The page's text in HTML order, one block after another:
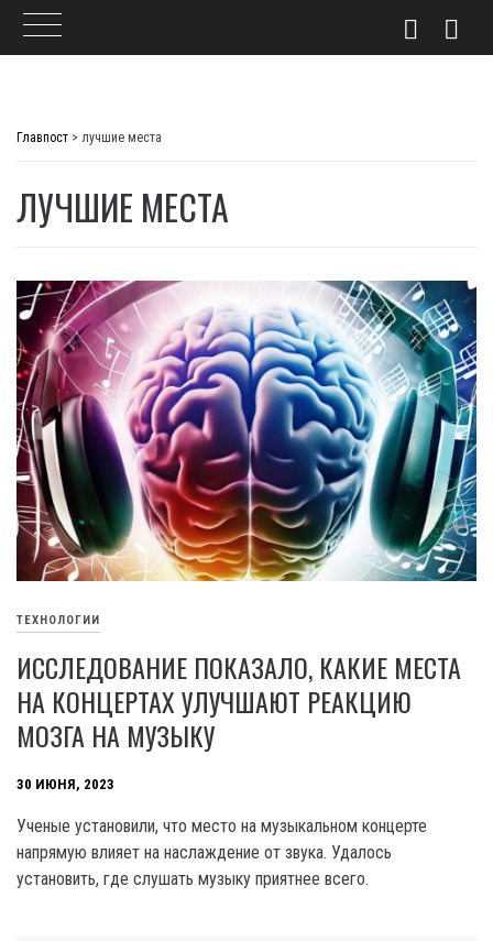
Главпост > лучшие места
ЛУЧШИЕ МЕСТА
ТЕХНОЛОГИИ
ИССЛЕДОВАНИЕ ПОКАЗАЛО, КАКИЕ МЕСТА
НА КОНЦЕРТАХ УЛУЧШАЮТ РЕАКЦИЮ
МОЗГА НА МУЗЫКУ
30 ИЮНЯ, 2023
Ученые установили, что место на музыкальном концерте
напрямую влияет на наслаждение от звука. Удалось
установить, где слушать музыку приятнее всего.